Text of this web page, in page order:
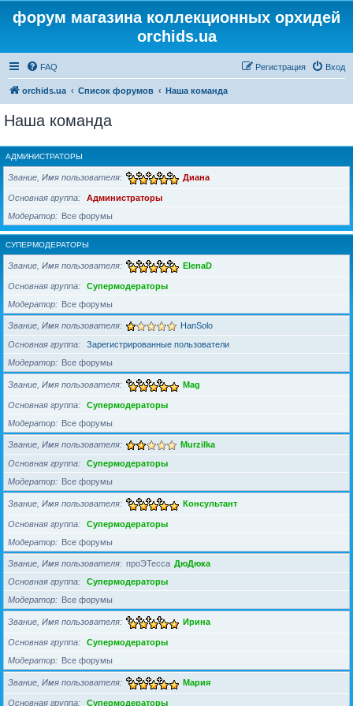
форум магазина коллекционных орхидей
orchids.ua
FAQ Вход
Регистрация
orchids.ua Список форумов Наша команда
Наша команда
АДМИНИСТРАТОРЫ
Звание, Имя пользователя Диана
Основная группа
Администраторы
Модератор
Все форумы
СУПЕРМОДЕРАТОРЫ
Звание, Имя пользователя ElenaD
Основная группа
Супермодераторы
Модератор
Все форумы
Звание, Имя пользователя HanSolo
Основная группа
Зарегистрированные пользователи
Модератор
Все форумы
Звание, Имя пользователя Mag
Основная группа
Супермодераторы
Модератор
Все форумы
Звание, Имя пользователя Murzilka
Основная группа
Супермодераторы
Модератор
Все форумы
Звание, Имя пользователя Консультант
Основная группа
Супермодераторы
Модератор
Все форумы
Звание, Имя пользователя проЭТесса ДюДюка
Основная группа
Супермодераторы
Модератор
Все форумы
Звание, Имя пользователя Ирина
Основная группа
Супермодераторы
Модератор
Все форумы
Звание, Имя пользователя Мария
Основная группа Супермодераторы